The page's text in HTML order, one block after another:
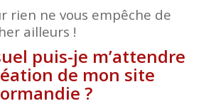
rien ne vous empêche de
ailleurs !
puis-je m’attendre
de mon site
?